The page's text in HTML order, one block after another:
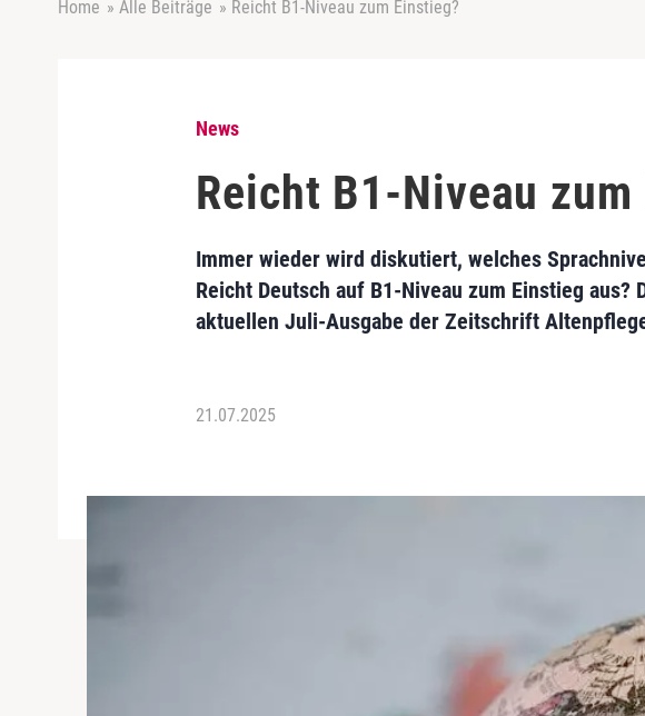
Home » Alle Beiträge » Reicht B1-Niveau zum Einstieg?
News
Reicht B1-Niveau
Immer wieder wird diskutiert, welches
Reicht Deutsch auf B1-Niveau zum Einstieg
aktuellen Juli-Ausgabe der Zeitschrift
21.07.2025